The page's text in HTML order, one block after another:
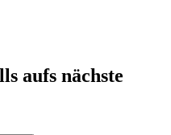
aufs nächste